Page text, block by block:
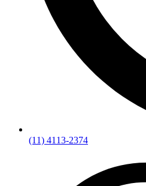
(11) 4113-2374